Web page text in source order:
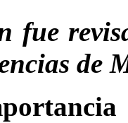
fue
de